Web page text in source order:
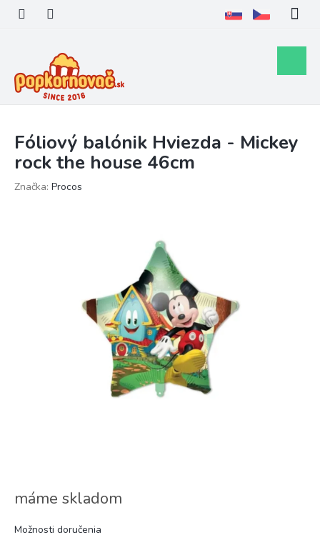
Prejsť
obsah
košík
Fóliový balónik Hviezda - Mickey
rock the house 46cm
Značka: Procos
máme skladom
Možnosti doručenia